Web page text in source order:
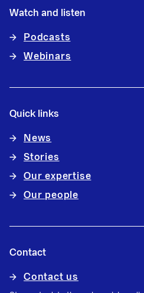
Watch and listen
Podcasts
Webinars
Quick links
News
Stories
Our expertise
Our people
Contact
Contact us